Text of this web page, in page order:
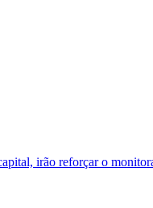
irão reforçar o